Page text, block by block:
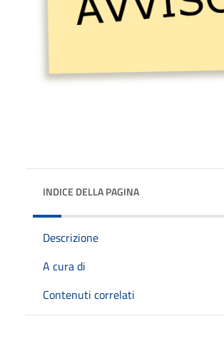
INDICE DELLA PAGINA
Descrizione
A cura di
Contenuti correlati